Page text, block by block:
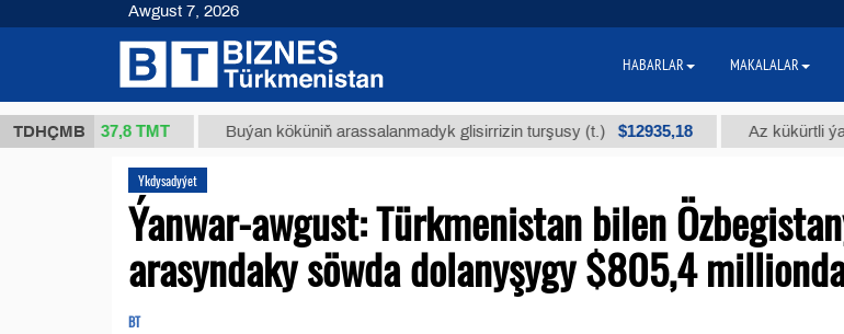
TDHÇMB
37,8 ТМТ Buýan köküniň arassalanmadyk glisirrizin turşusy (t.) $12935,18 Az kükürtli ýakyş
Ykdysadyýet
Ýanwar-awgust: Türkmenistan bilen
arasyndaky söwda dolanyşygy $805,4
BT
Awgust 7, 2026
HABARLAR MAKALALAR